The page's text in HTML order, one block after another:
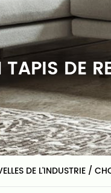
DE
DE L'INDUSTRIE /